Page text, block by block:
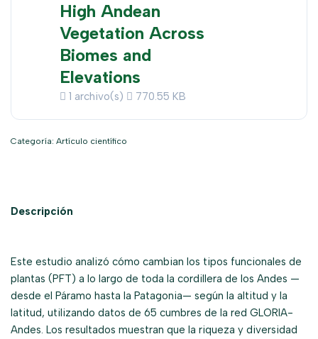
High Andean
Vegetation Across
Biomes and
Elevations
1 archivo(s) 770.55 KB
Categoría: Artículo científico
Descripción
Este estudio analizó cómo cambian los tipos funcionales de
plantas (PFT) a lo largo de toda la cordillera de los Andes —
desde el Páramo hasta la Patagonia— según la altitud y la
latitud, utilizando datos de 65 cumbres de la red GLORIA-
Andes. Los resultados muestran que la riqueza y diversidad